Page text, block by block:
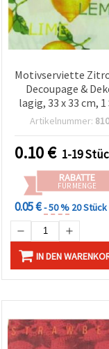
Motivserviette
Decoupage &
lagig, 33 x 33 cm,
Artikelnummer:
0.10€ 1-19
RABATTE
FÜR MENGE
0.05 €- 50 % 20 Stück
IN DEN